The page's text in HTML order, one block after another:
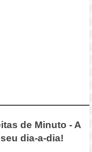
de Minuto - A
dia-a-dia!